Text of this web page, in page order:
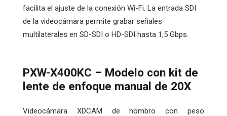
facilita el ajuste de la conexión Wi-Fi. La entrada SDI
de la videocámara permite grabar señales
multilaterales en SD-SDI o HD-SDI hasta 1,5 Gbps.
PXW-X400KC – Modelo con kit de
lente de enfoque manual de 20X
Videocámara XDCAM de hombro con peso